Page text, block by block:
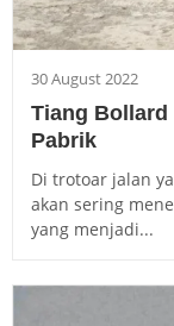
30 August 2022
Tiang Bollard
Pabrik
Di trotoar jalan
akan sering
yang menjadi...